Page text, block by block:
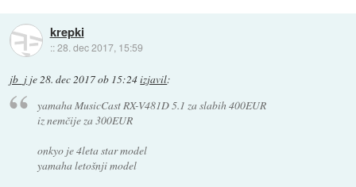
krepki
::28. dec 2017, 15:59
jb_j je28. dec 2017 ob 15:24izjavil:
yamaha MusicCast RX-V481D 5.1 za slabih 400EUR
iz nemčije za 300EUR
onkyo je 4leta star model
yamaha letošnji model